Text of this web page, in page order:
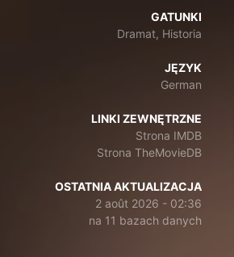
GATUNKI
Dramat, Historia
JĘZYK
German
LINKI ZEWNĘTRZNE
Strona IMDB
Strona TheMovieDB
OSTATNIA AKTUALIZACJA
2 août 2026 - 02:36
na 11 bazach danych